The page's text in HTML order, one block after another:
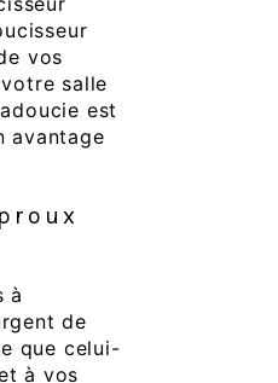
vos
salle
est
avantage
à
de
que celui-
à vos